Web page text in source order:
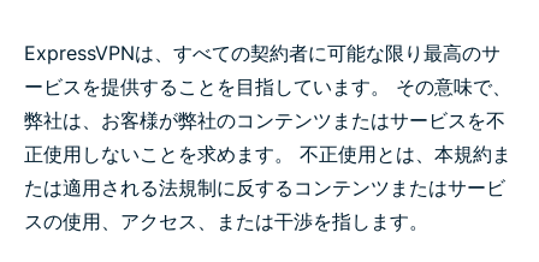
ExpressVPNは、すべての契約者に可能な限り最高のサ
ービスを提供することを目指しています。 その意味で、
弊社は、お客様が弊社のコンテンツまたはサービスを不
正使用しないことを求めます。 不正使用とは、本規約ま
たは適用される法規制に反するコンテンツまたはサービ
スの使用、アクセス、または干渉を指します。